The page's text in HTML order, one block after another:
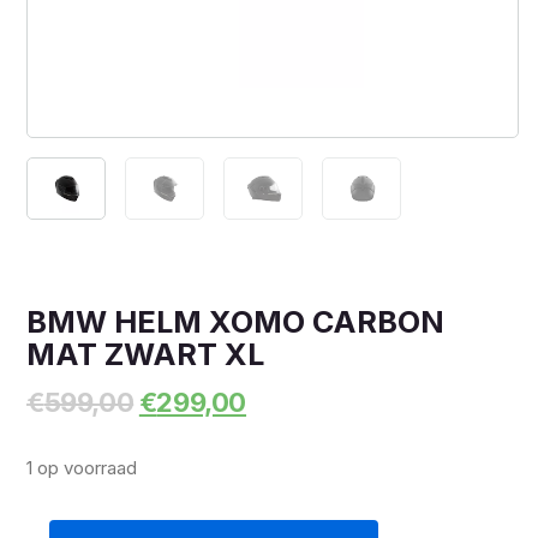
BMW HELM XOMO CARBON
MAT ZWART XL
€599,00 Oorspronkelijke
prijs
€299,00
prijs
1 op voorraad